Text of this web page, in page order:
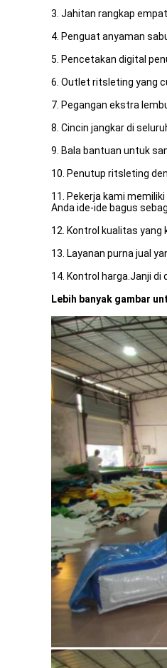
3. Jahitan rangkap
4. Penguat anyaman
5. Pencetakan digital
6. Outlet ritsleting yang
7. Pegangan ekstra
8. Cincin jangkar di
9. Bala bantuan untuk
10. Penutup ritsleting
11. Pekerja kami
Anda ide-ide bagus
12. Kontrol kualitas yang
13. Layanan purna jual
14. Kontrol harga.Janji
Lebih banyak gambar